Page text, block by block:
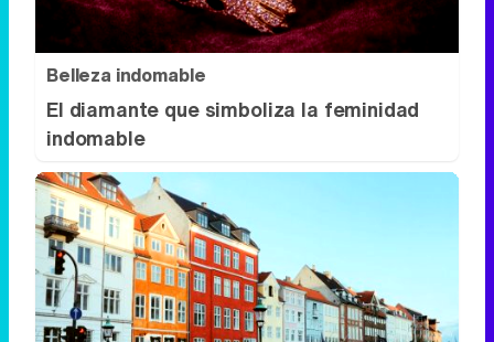
Belleza indomable
El diamante que simboliza la feminidad
indomable